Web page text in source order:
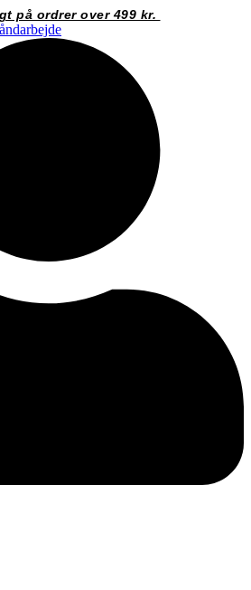
på ordrer over 499 kr.